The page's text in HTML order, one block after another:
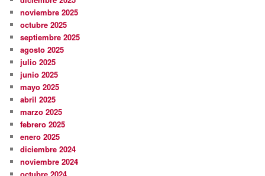
noviembre 2025
octubre 2025
septiembre 2025
agosto 2025
julio 2025
junio 2025
mayo 2025
abril 2025
marzo 2025
febrero 2025
enero 2025
diciembre 2024
noviembre 2024